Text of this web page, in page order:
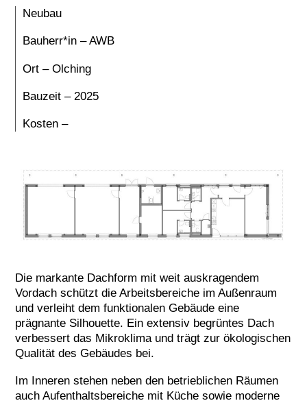
Neubau
Bauherr*in – AWB
Ort – Olching
Bauzeit – 2025
Kosten –
Die markante Dachform mit weit auskragendem
Vordach schützt die Arbeitsbereiche im Außenraum
und verleiht dem funktionalen Gebäude eine
prägnante Silhouette. Ein extensiv begrüntes Dach
verbessert das Mikroklima und trägt zur ökologischen
Qualität des Gebäudes bei.
Im Inneren stehen neben den betrieblichen Räumen
auch Aufenthaltsbereiche mit Küche sowie moderne